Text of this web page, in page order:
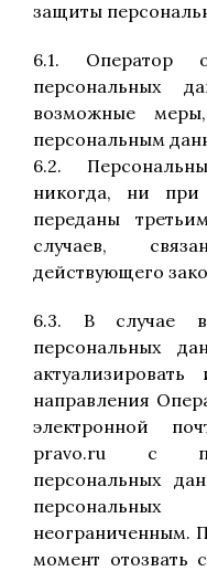
защиты
6.1. Оператор
персональных
возможные
персональным
6.2.
никогда, ни при
переданы
случаев,
действующего
6.3. В случае
персональных
направления
электронной
pravo.ru с
персональных
неограниченным.
момент отозвать